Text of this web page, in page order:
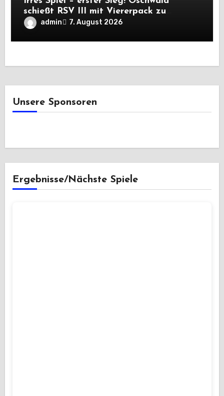
schießt RSV III mit Viererpack zu
Premiere
admin 7. August 2026
Unsere Sponsoren
Ergebnisse/Nächste Spiele